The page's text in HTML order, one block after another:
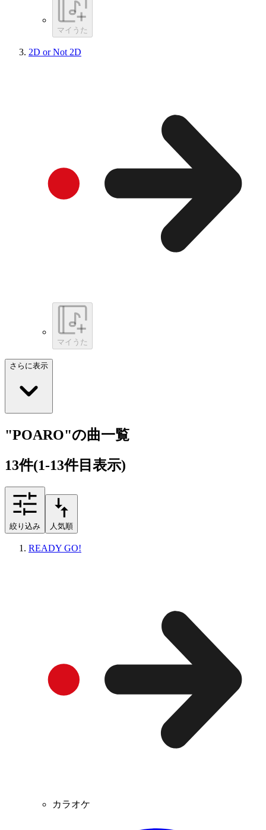
マイうた
2D or Not 2D
マイうた
さらに表示
"POARO"の曲一覧
13件(1-13件目表示)
絞り込み 人気順
READY GO!
カラオケ